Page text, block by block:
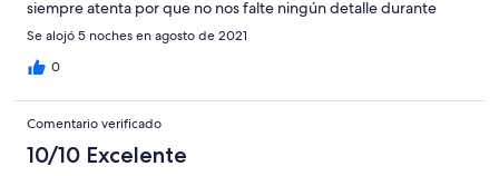
siempre atenta por que no nos falte ningún detalle durante
nuestra estancia.
Se alojó 5 noches en agosto de 2021
0
Comentario verificado
10/10 Excelente